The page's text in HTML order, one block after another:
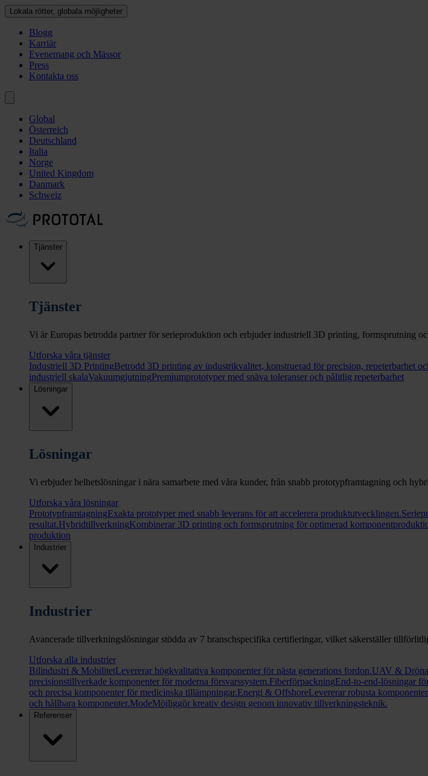
Lokala rötter, globala möjligheter
Blogg
Karriär
Evenemang och Mässor
Press
Kontakta oss
Global
Österreich
Deutschland
Italia
Norge
United Kingdom
Danmark
Schweiz
Tjänster
Tjänster
Vi är Europas betrodda partner för serieproduktion och erbjuder industriell 3D printing, formsprutning
Utforska våra tjänster
Industriell 3D PrintingBetrodd 3D printing av industrikvalitet, konstruerad för precision, repeterbarhet
industriell skalaVakuumgjutningPremiumprototyper med snäva toleranser och pålitlig repeterbarhet
Lösningar
Lösningar
Vi erbjuder helhetslösningar i nära samarbete med våra kunder, från snabb prototypframtagning och
Utforska våra lösningar
PrototypframtagningExakta prototyper med snabb leverans för att accelerera produktutvecklingen.
resultat.HybridtillverkningKombinerar 3D printing och formsprutning för optimerad
produktion
Industrier
Industrier
Avancerade tillverkningslösningar stödda av 7 branschspecifika certifieringar, vilket säkerställer
Utforska alla industrier
Bilindustri & MobilitetLevererar högkvalitativa komponenter för nästa generations fordon.UAV &
precisionstillverkade komponenter för moderna försvarssystem.FiberförpackningEnd-to-end-lösningar
och precisa komponenter för medicinska tillämpningar.Energi & OffshoreLevererar robusta
och hållbara komponenter.ModeMöjliggör kreativ design genom innovativ tillverkningsteknik.
Referenser